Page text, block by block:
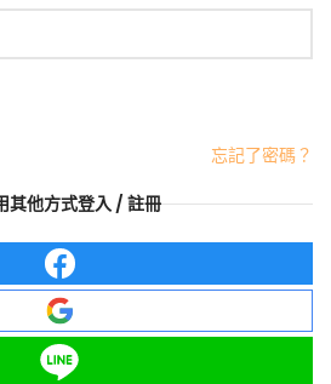
忘記了密碼？
其他方式登入 / 註冊